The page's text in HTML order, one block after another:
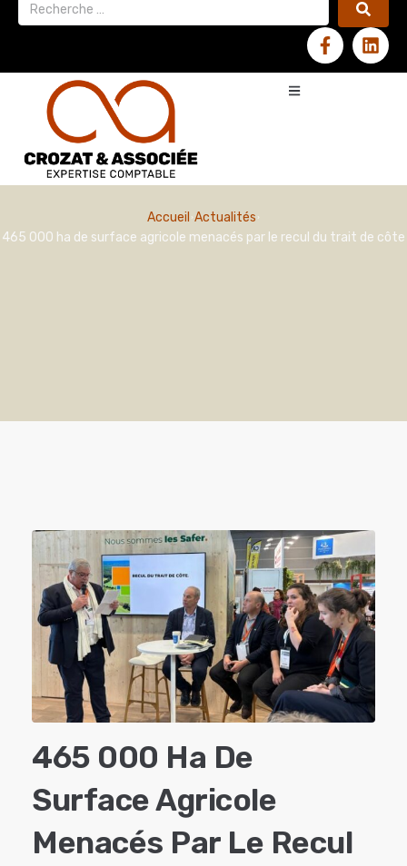
Accueil Actualités
465 000 ha de surface agricole menacés par le recul du trait de côte
465 000 Ha De
Surface Agricole
Menacés Par Le Recul